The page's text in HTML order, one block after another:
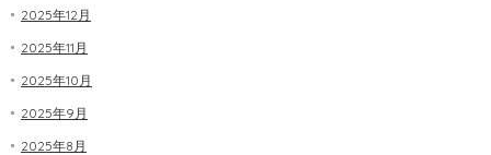
2025年12月
2025年11月
2025年10月
2025年9月
2025年8月